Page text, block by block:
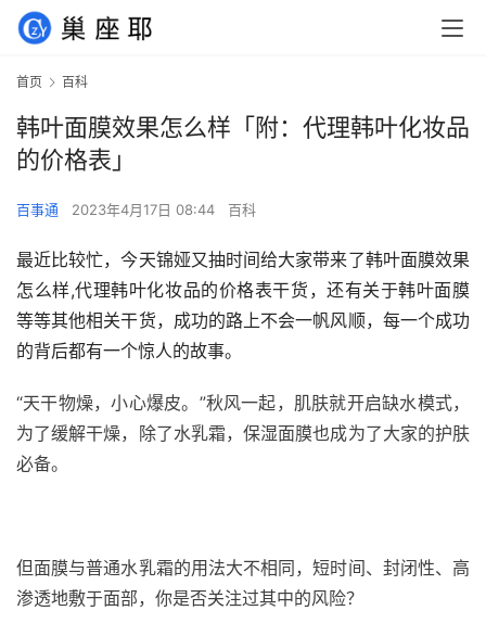
首页 百科
韩叶面膜效果怎么样「附：代理韩叶化妆品
的价格表」
百事通 2023年4月17日 08:44 百科
最近比较忙，今天锦娅又抽时间给大家带来了韩叶面膜效果
怎么样,代理韩叶化妆品的价格表干货，还有关于韩叶面膜
等等其他相关干货，成功的路上不会一帆风顺，每一个成功
的背后都有一个惊人的故事。
“天干物燥，小心爆皮。”秋风一起，肌肤就开启缺水模式，
为了缓解干燥，除了水乳霜，保湿面膜也成为了大家的护肤
必备。
但面膜与普通水乳霜的用法大不相同，短时间、封闭性、高
渗透地敷于面部，你是否关注过其中的风险？